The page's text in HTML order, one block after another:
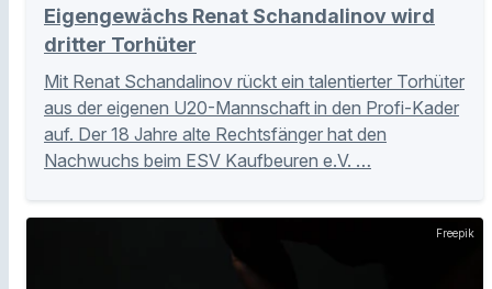
Eigengewächs Renat Schandalinov wird
dritter Torhüter
Mit Renat Schandalinov rückt ein talentierter Torhüter
aus der eigenen U20-Mannschaft in den Profi-Kader
auf. Der 18 Jahre alte Rechtsfänger hat den
Nachwuchs beim ESV Kaufbeuren e.V. …
Freepik